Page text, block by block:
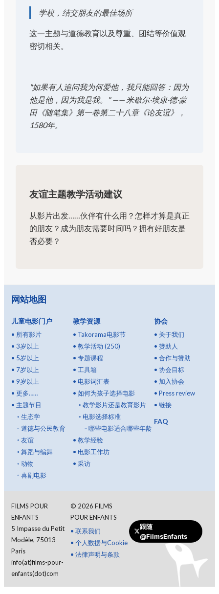
学校，结交朋友的最佳场所
这一主题与道德教育以及尊重、团结等价值观
密切相关。
"如果有人追问我为何爱他，我只能回答：因为
他是他，因为我是我。" —— 米歇尔·埃康·德·蒙
田《随笔集》第一卷第二十八章《论友谊》，
1580年。
友谊主题教学活动建议
从影片出发……伙伴有什么用？怎样才算是真正
的朋友？成为朋友需要时间吗？拥有好朋友是
否必要？
网站地图
儿童电影门户
• 所有影片
• 3岁以上
• 5岁以上
• 7岁以上
• 9岁以上
• 更多……
• 主题节目
◦ 生态学
◦ 道德与公民教育
◦ 友谊
◦ 舞蹈与编舞
◦ 动物
◦ 喜剧电影
教学资源
• Takorama电影节
• 教学活动 (250)
• 专题课程
• 工具箱
• 电影词汇表
• 如何为孩子选择电影
◦ 教学影片还是教育影片
◦ 电影选择标准
◦ 哪些电影适合哪些年龄
• 教学经验
• 电影工作坊
• 采访
协会
• 关于我们
•赞助人
•合作与赞助
•协会目标
• 加入协会
•Press review
•链接
FAQ
FILMS POUR
ENFANTS
5 Impasse du Petit
Modèle, 75013
Paris
info(at)films-pour-
enfants(dot)com
© 2026 FILMS
POUR ENFANTS
• 联系我们
• 个人数据与Cookie
• 法律声明与条款
跟随
@FilmsEnfants